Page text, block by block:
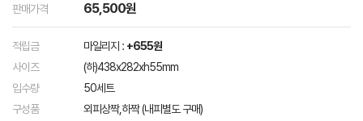
판매가격
65,500원
적립금 마일리지 : +655원
사이즈
(하)438x282xh55mm
입수량
50세트
구성품
외피상짝,하짝 (내피별도 구매)